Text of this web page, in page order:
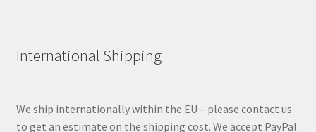
International Shipping
We ship internationally within the EU – please contact us
to get an estimate on the shipping cost. We accept PayPal.